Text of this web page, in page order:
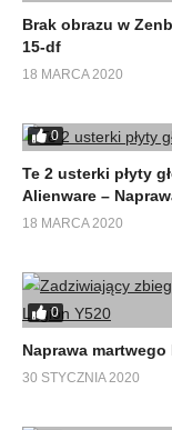
Autor nagrania:
(Visited 1 934 times,
Brak obrazu w
15-df
18 MARCA 2020
0
Te 2 usterki płyty
Alienware –
18 MARCA 2020
0
Naprawa
30 STYCZNIA 2020